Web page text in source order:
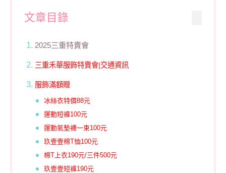
文章目錄
2025三重特賣會
三重禾華服飾特賣會|交通資訊
服飾滿額贈
冰絲衣特價88元
運動短褲100元
運動氣墊襪一束100元
玖壹壹棉T恤100元
棉T上衣190元/三件500元
玖壹壹短褲190元